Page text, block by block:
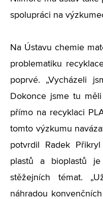
spolupráci na
Na Ústavu chemie
problematiku
poprvé. „Vycházeli
Dokonce jsme tu
přímo na recyklaci
tomto výzkumu
potvrdil Radek
plastů a bioplastů
stěžejních témat.
náhradou